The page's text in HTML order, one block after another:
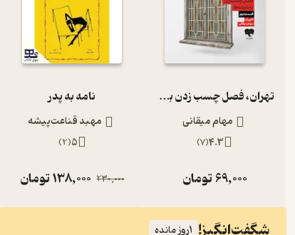
تهران، فصل چسب زدن به شیشه‌ها (قسمت دوم)
مهام میقانی
4.3
(
7
)
69,000تومان
نامه به پدر
مهبد قناعت‌پیشه
5
(
2
)
230,000
138,000تومان
شگفت‌انگیز! 1روز مانده